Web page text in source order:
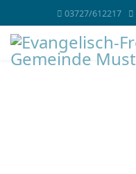
03727/612217